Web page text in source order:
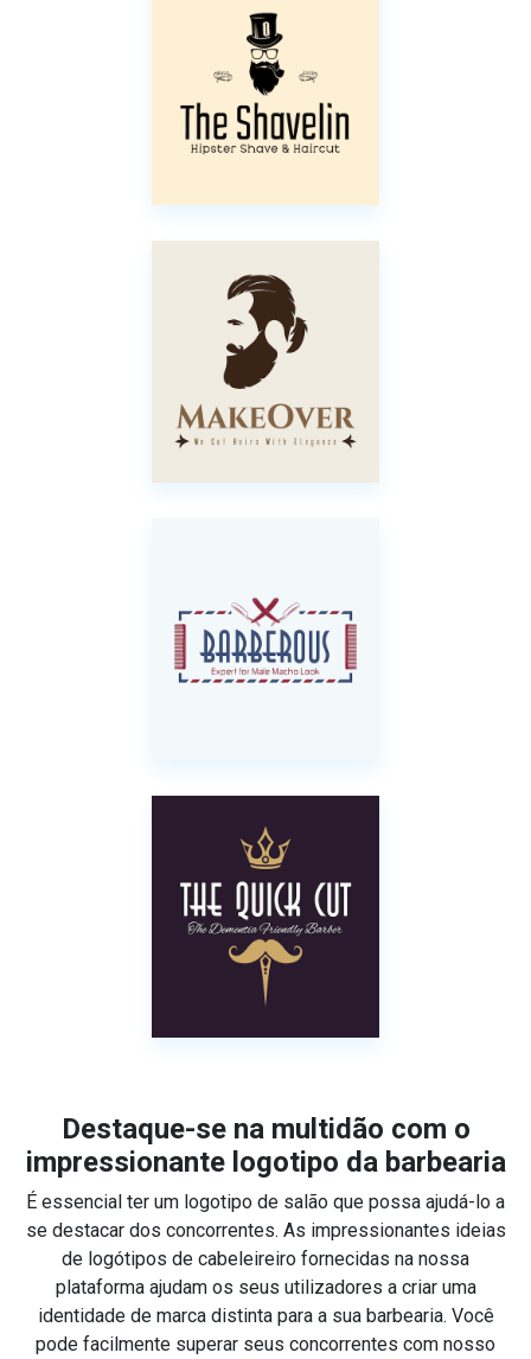
Destaque-se na multidão com o
impressionante logotipo da barbearia
É essencial ter um logotipo de salão que possa ajudá-lo a
se destacar dos concorrentes. As impressionantes ideias
de logótipos de cabeleireiro fornecidas na nossa
plataforma ajudam os seus utilizadores a criar uma
identidade de marca distinta para a sua barbearia. Você
pode facilmente superar seus concorrentes com nosso